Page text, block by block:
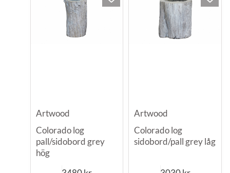
Artwood
Colorado log
pall/sidobord grey
hög
Artwood
Colorado log
sidobord/pall grey låg